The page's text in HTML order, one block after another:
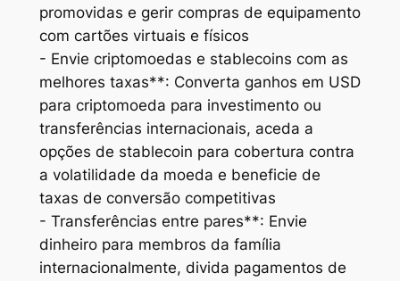
promovidas e gerir compras de equipamento
com cartões virtuais e físicos
- Envie criptomoedas e stablecoins com as
melhores taxas**: Converta ganhos em USD
para criptomoeda para investimento ou
transferências internacionais, aceda a
opções de stablecoin para cobertura contra
a volatilidade da moeda e beneficie de
taxas de conversão competitivas
- Transferências entre pares**: Envie
dinheiro para membros da família
internacionalmente, divida pagamentos de